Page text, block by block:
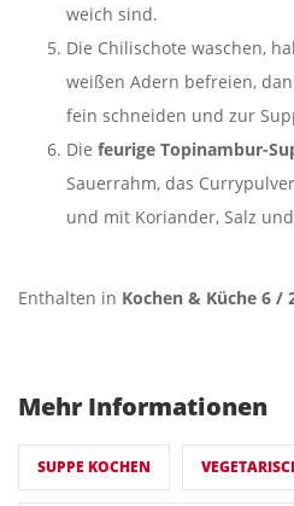
weich sind.
Die Chilischote waschen,
weißen Adern befreien,
fein schneiden und zur
Die feurige Topinambur-
Sauerrahm, das
und mit Koriander, Salz
Enthalten in Kochen & Küche 6 /
Mehr Informationen
SUPPE KOCHEN